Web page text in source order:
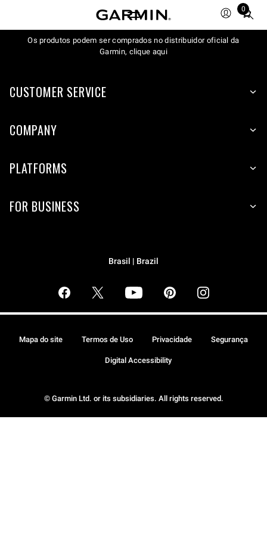
0
Total
items
in
Os produtos podem ser comprados no distribuidor oficial da
Garmin, clique aqui
CUSTOMER SERVICE
COMPANY
PLATFORMS
FOR BUSINESS
Brasil | Brazil
© Garmin Ltd. or its subsidiaries. All rights reserved.
Mapa do site Termos de Uso Privacidade Segurança
Digital Accessibility